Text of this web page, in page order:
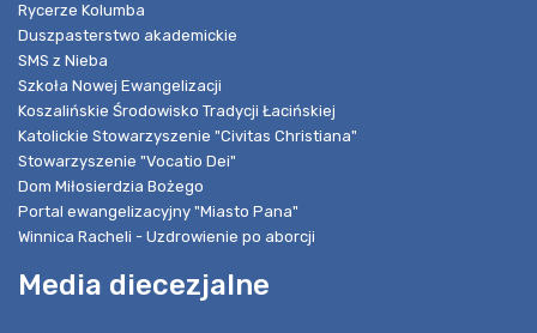
Rycerze Kolumba
Duszpasterstwo akademickie
SMS z Nieba
Szkoła Nowej Ewangelizacji
Koszalińskie Środowisko Tradycji Łacińskiej
Katolickie Stowarzyszenie "Civitas Christiana"
Stowarzyszenie "Vocatio Dei"
Dom Miłosierdzia Bożego
Portal ewangelizacyjny "Miasto Pana"
Winnica Racheli - Uzdrowienie po aborcji
Media diecezjalne